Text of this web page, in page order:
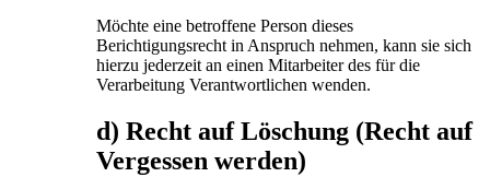
Möchte eine betroffene Person dieses
Berichtigungsrecht in Anspruch nehmen, kann sie sich
hierzu jederzeit an einen Mitarbeiter des für die
Verarbeitung Verantwortlichen wenden.
d) Recht auf Löschung (Recht auf
Vergessen werden)